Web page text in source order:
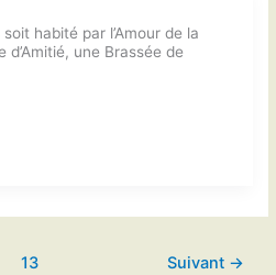
habité par l’Amour de la
d’Amitié, une Brassée de
13 Suivant →